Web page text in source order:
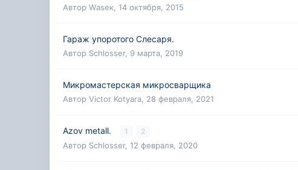
АвторWаsек ,14 октября, 2015
Гараж упоротого Слесаря.
Автор Schlosser, 9 марта, 2019
Микромастерская микросварщика
АвторVictor Kotyara 28 февраля, 2021
Azov metall. 1 2
Автор Schlosser,12 февраля, 2020